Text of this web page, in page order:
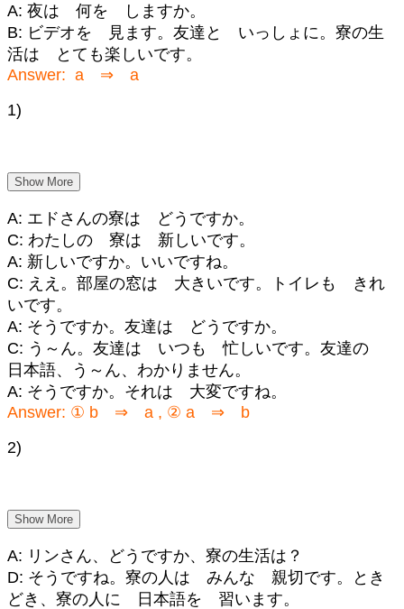
A: 夜は 何を しますか。
B: ビデオを 見ます。友達と いっしょに。寮の生
活は とても楽しいです。
Answer: a ⇒ a
1)
Show More
A: エドさんの寮は どうですか。
C: わたしの 寮は 新しいです。
A: 新しいですか。いいですね。
C: ええ。部屋の窓は 大きいです。トイレも きれ
いです。
A: そうですか。友達は どうですか。
C: う～ん。友達は いつも 忙しいです。友達の
日本語、う～ん、わかりません。
A: そうですか。それは 大変ですね。
Answer: ① b ⇒ a , ② a ⇒ b
2)
Show More
A: リンさん、どうですか、寮の生活は？
D: そうですね。寮の人は みんな 親切です。とき
どき、寮の人に 日本語を 習います。